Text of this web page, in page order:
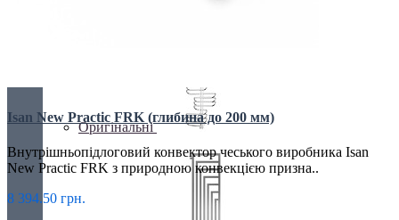
Оригінальні
Isan New Practic FRK (глибина до 200 мм)
Внутрішньопідлоговий конвектор чеського виробника Isan
New Practic FRK з природною конвекцією призна..
8 394.50 грн.